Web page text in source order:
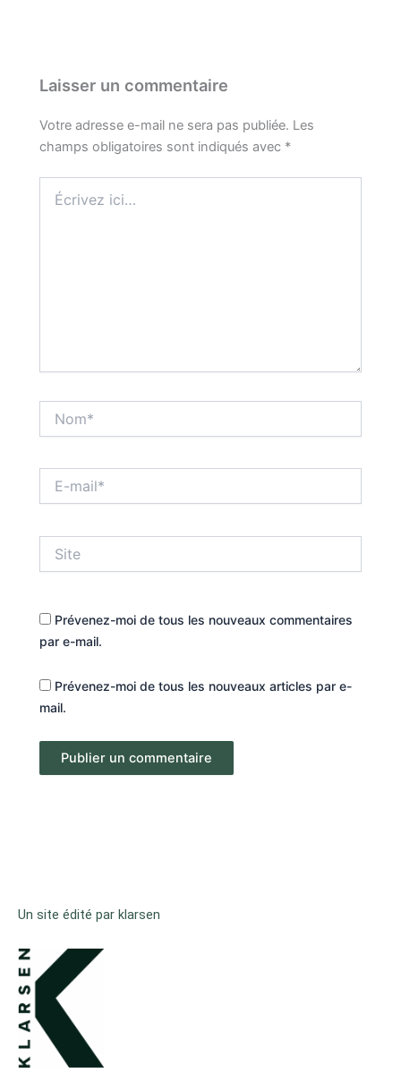
Laisser un commentaire
Votre adresse e-mail ne sera pas publiée. Les
champs obligatoires sont indiqués avec *
ici…
mail*
Prévenez-moi de tous les nouveaux commentaires
par e-mail.
Prévenez-moi de tous les nouveaux articles par e-
mail.
Un site édité par klarsen